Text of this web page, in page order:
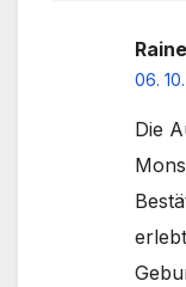
06.
Die